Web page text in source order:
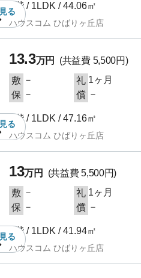
見る
1階 / 1LDK / 44.06㎡
ハウスコム ひばりヶ丘店
見る
13.3万円
(共益費 5,500円)
敷 － 礼 1ヶ月
保 － 償 －
1階 / 1LDK / 47.16㎡
ハウスコム ひばりヶ丘店
見る
13万円
(共益費 5,500円)
敷 － 礼 1ヶ月
保 － 償 －
2階 / 1LDK / 41.94㎡
ハウスコム ひばりヶ丘店